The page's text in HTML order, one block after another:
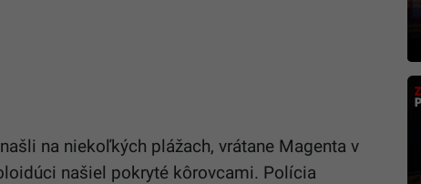
na niekoľkých plážach, vrátane Magenta v
našiel pokryté kôrovcami. Polícia